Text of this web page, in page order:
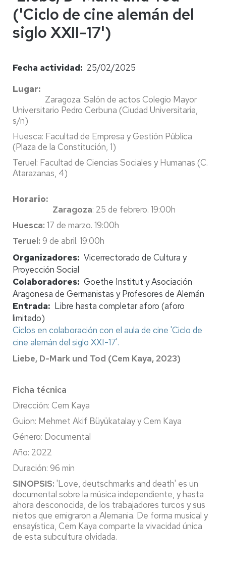
('Ciclo de cine alemán del
siglo XXII-17')
Fecha actividad
25/02/2025
Lugar
Zaragoza: Salón de actos Colegio Mayor
Universitario Pedro Cerbuna (Ciudad Universitaria,
s/n)
Huesca: Facultad de Empresa y Gestión Pública
(Plaza de la Constitución, 1)
Teruel: Facultad de Ciencias Sociales y Humanas (C.
Atarazanas, 4)
Horario
Zaragoza: 25 de febrero. 19:00h
Huesca: 17 de marzo. 19:00h
Teruel: 9 de abril. 19:00h
Organizadores Vicerrectorado de Cultura y
Proyección Social
Colaboradores Goethe Institut y Asociación
Aragonesa de Germanistas y Profesores de Alemán
Entrada
Libre hasta completar aforo (aforo
limitado)
Ciclos en colaboración con el aula de cine 'Ciclo de
cine alemán del siglo XXI-17'.
Liebe, D-Mark und Tod (Cem Kaya, 2023)
Ficha técnica
Dirección: Cem Kaya
Guion: Mehmet Akif Büyükatalay y Cem Kaya
Género: Documental
Año: 2022
Duración: 96 min
SINOPSIS: 'Love, deutschmarks and death' es un
documental sobre la música independiente, y hasta
ahora desconocida, de los trabajadores turcos y sus
nietos que emigraron a Alemania. De forma musical y
ensayística, Cem Kaya comparte la vivacidad única
de esta subcultura olvidada.